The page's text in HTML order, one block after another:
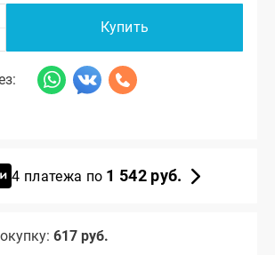
Купить
4 платежа по 1 542 руб.
617 руб.